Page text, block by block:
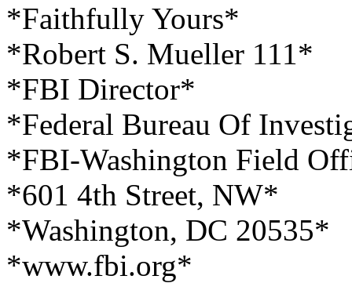
*Faithfully Yours*
*Robert S. Mueller 111*
*FBI Director*
*Federal Bureau Of
*FBI-Washington Field
*601 4th Street, NW*
*Washington, DC 20535*
*www.fbi.org*